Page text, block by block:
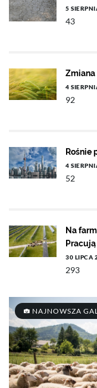
5
43
Zmiana
4
92
Rośnie
4
52
Na
30 LIPCA
293
NAJNOWSZA